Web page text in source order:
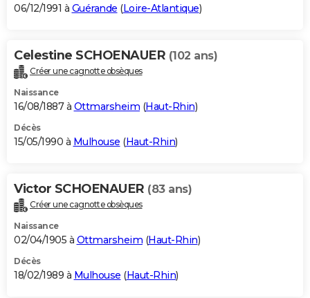
06/12/1991 à Guérande (Loire-Atlantique)
Celestine SCHOENAUER (102 ans)
Créer une cagnotte obsèques
Naissance
16/08/1887 à Ottmarsheim (Haut-Rhin)
Décès
15/05/1990 à Mulhouse (Haut-Rhin)
Victor SCHOENAUER (83 ans)
Créer une cagnotte obsèques
Naissance
02/04/1905 à Ottmarsheim (Haut-Rhin)
Décès
18/02/1989 à Mulhouse (Haut-Rhin)